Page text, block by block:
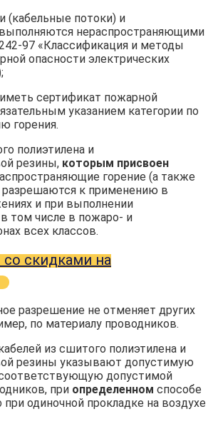
(кабельные потоки) и
нераспространяющими
97 «Классификация и методы
опасности электрических
сертификат пожарной
указанием категории по
горения.
полиэтилена и
резины, которым присвоен
горение (а также
разрешаются к применению в
и при выполнении
том числе в пожаро- и
всех классов.
скидками на
разрешение не отменяет других
по материалу проводников.
из сшитого полиэтилена и
резины указывают допустимую
соответствующую допустимой
при определенном способе
одиночной прокладке на воздухе